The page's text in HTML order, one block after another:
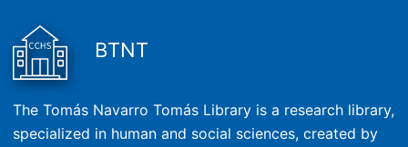
BTNT
The Tomás Navarro Tomás Library is a research library,
specialized in human and social sciences, created by